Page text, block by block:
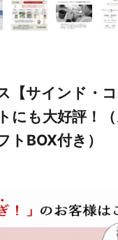
【サインド・
にも大好評！
トBOX付き）